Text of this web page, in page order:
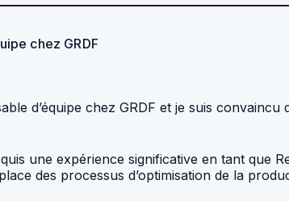
chez GRDF
d’équipe chez GRDF et je suis
une expérience significative en tant que
des processus d’optimisation de la